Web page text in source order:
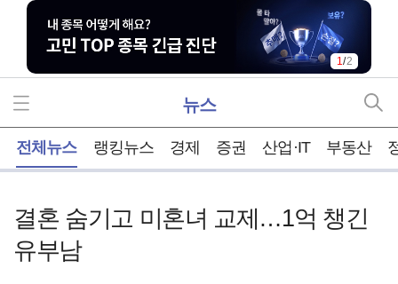
1/2
뉴스
전체뉴스 랭킹뉴스 경제 증권 산업·IT 부동산
결혼 숨기고 미혼녀 교제…1억 챙긴
유부남